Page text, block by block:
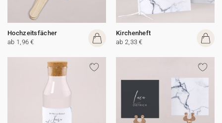
Hochzeitsfächer
ab 1,96 €
Kirchenheft
ab 2,33 €